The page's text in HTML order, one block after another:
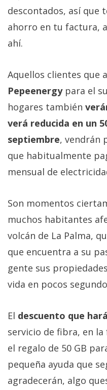
(CC) 2006-
2026.Algunos
derechos
descontados, así que
ahorro en tu factura,
ahí.
Aquellos clientes que
Pepeenergypara el
hogares también
verá reducida en un
septiembre, vendrán
que habitualmente
mensual de
Son momentos
muchos habitantes
volcán de La Palma,
que encuentra a su
gente sus
vida en pocos
El descuento que
servicio de fibra, en
el regalo de 50 GB
pequeña ayuda que
agradecerán, algo